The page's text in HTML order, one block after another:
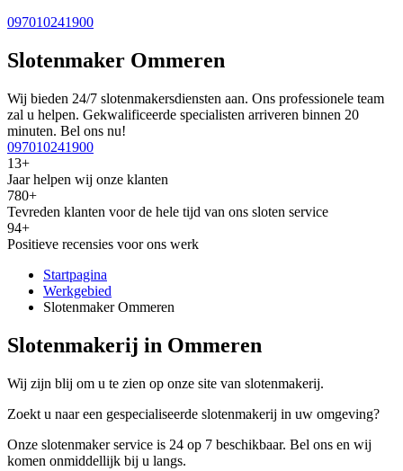
097010241900
Slotenmaker Ommeren
Wij bieden 24/7 slotenmakersdiensten aan. Ons professionele team
zal u helpen. Gekwalificeerde specialisten arriveren binnen 20
minuten. Bel ons nu!
097010241900
13+
Jaar helpen wij onze klanten
780+
Tevreden klanten voor de hele tijd van ons sloten service
94+
Positieve recensies voor ons werk
Startpagina
Werkgebied
Slotenmaker Ommeren
Slotenmakerij in Ommeren
Wij zijn blij om u te zien op onze site van slotenmakerij.
Zoekt u naar een gespecialiseerde slotenmakerij in uw omgeving?
Onze slotenmaker service is 24 op 7 beschikbaar. Bel ons en wij
komen onmiddellijk bij u langs.